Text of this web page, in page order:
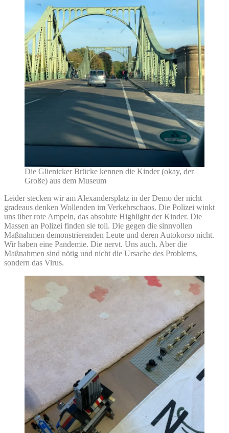
Die Glienicker Brücke kennen die Kinder (okay, der
Große) aus dem Museum
Leider stecken wir am Alexandersplatz in der Demo der nicht
gradeaus denken Wollenden im Verkehrschaos. Die Polizei winkt
uns über rote Ampeln, das absolute Highlight der Kinder. Die
Massen an Polizei finden sie toll. Die gegen die sinnvollen
Maßnahmen demonstrierenden Leute und deren Autokorso nicht.
Wir haben eine Pandemie. Die nervt. Uns auch. Aber die
Maßnahmen sind nötig und nicht die Ursache des Problems,
sondern das Virus.